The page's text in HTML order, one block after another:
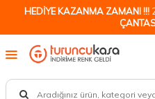
HEDİYE KAZANMA ZAMANI !!!